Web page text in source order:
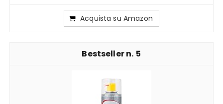
Acquista su Amazon
5